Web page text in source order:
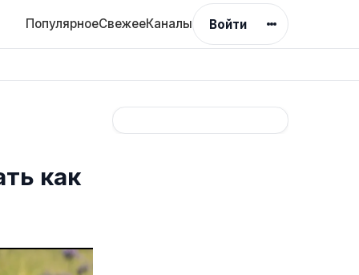
ПопулярноеСвежееКаналы Войти
как